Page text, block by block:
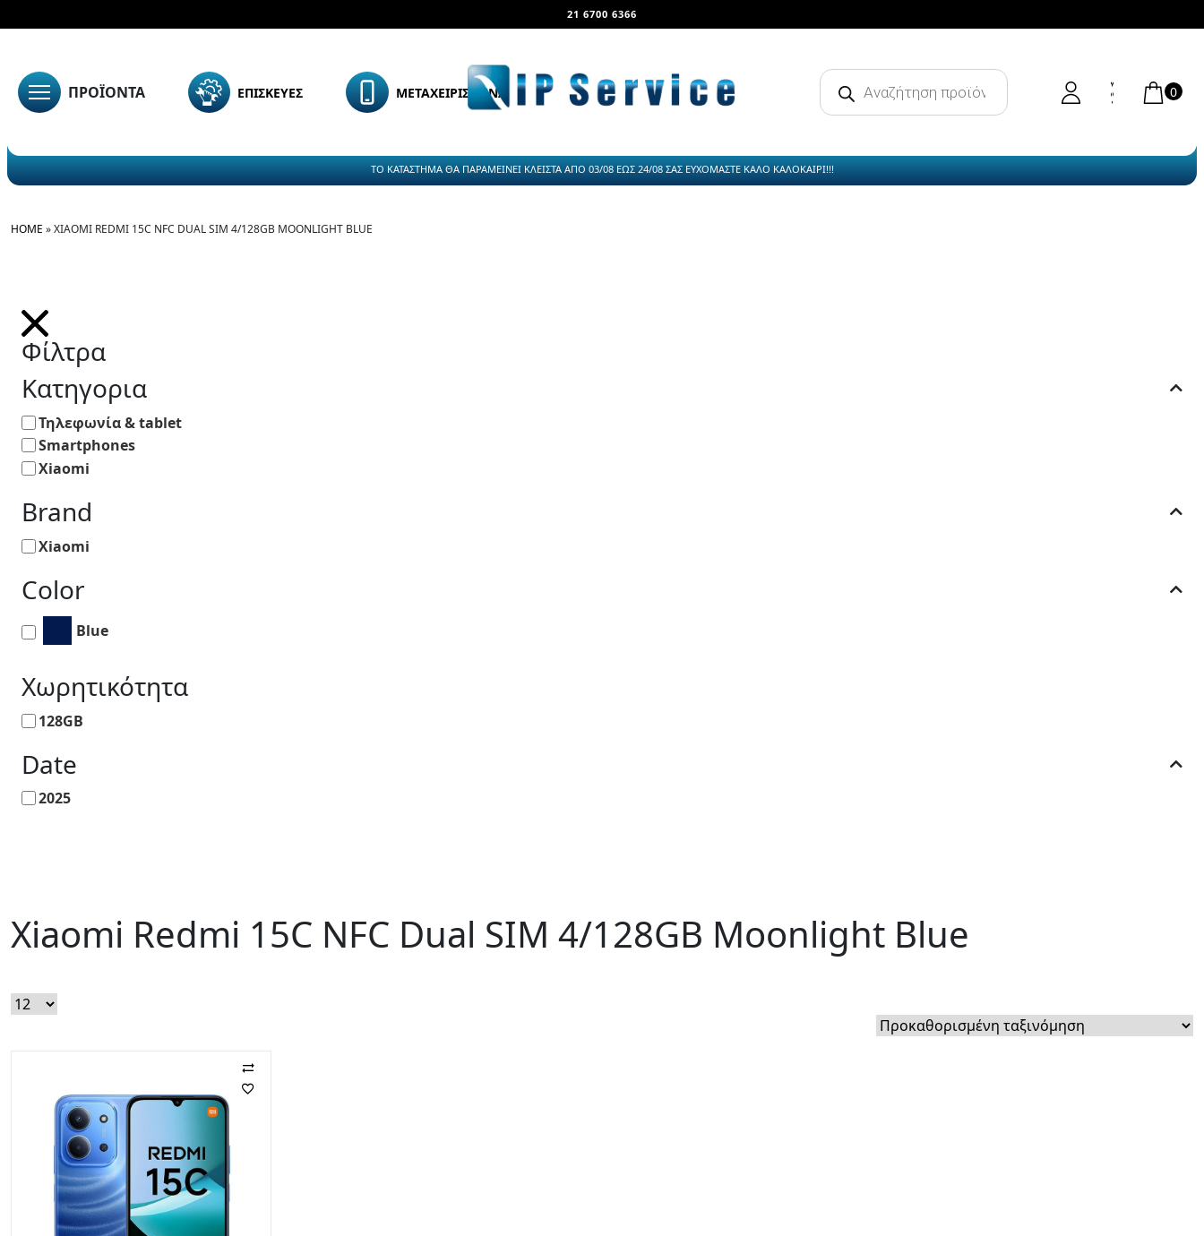
21 6700 6366
ΠΡΟΪΟΝΤΑ ΕΠΙΣΚΕΥΕΣ ΜΕΤΑΧΕΙΡΙΣΜΕΝΑ
Products
search 0
ΤΟ ΚΑΤΑΣΤΗΜΑ ΘΑ ΠΑΡΑΜΕΙΝΕΙ ΚΛΕΙΣΤΑ ΑΠΟ 03/08 ΕΩΣ 24/08 ΣΑΣ ΕΥΧΟΜΑΣΤΕ ΚΑΛΟ ΚΑΛΟΚΑΙΡΙ!!!
HOME »XIAOMI REDMI 15C NFC DUAL SIM 4/128GB MOONLIGHT BLUE
Φίλτρα
Κατηγορια
Τηλεφωνία & tablet
Smartphones
Xiaomi
Brand
Xiaomi
Color
Blue
Χωρητικότητα
128GB
Date
2025
Xiaomi Redmi 15C NFC Dual SIM 4/128GB Moonlight Blue